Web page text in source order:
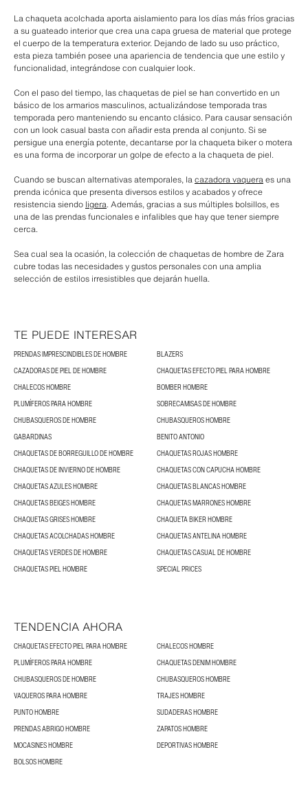
La chaqueta acolchada aporta aislamiento para los días más fríos gracias
a su guateado interior que crea una capa gruesa de material que protege
el cuerpo de la temperatura exterior. Dejando de lado su uso práctico,
esta pieza también posee una apariencia de tendencia que une estilo y
funcionalidad, integrándose con cualquier look.
Con el paso del tiempo, las chaquetas de piel se han convertido en un
básico de los armarios masculinos, actualizándose temporada tras
temporada pero manteniendo su encanto clásico. Para causar sensación
con un look casual basta con añadir esta prenda al conjunto. Si se
persigue una energía potente, decantarse por la chaqueta biker o motera
es una forma de incorporar un golpe de efecto a la chaqueta de piel.
Cuando se buscan alternativas atemporales, lacazadora vaqueraes una
prenda icónica que presenta diversos estilos y acabados y ofrece
resistencia siendo ligera. Además, gracias a sus múltiples bolsillos, es
una de las prendas funcionales e infalibles que hay que tener siempre
cerca.
Sea cual sea la ocasión, la colección de chaquetas de hombre de Zara
cubre todas las necesidades y gustos personales con una amplia
selección de estilos irresistibles que dejarán huella.
TE PUEDE INTERESAR
PRENDAS IMPRESCINDIBLES DE HOMBRE
BLAZERS
CAZADORAS DE PIEL DE HOMBRE
CHAQUETAS EFECTO PIEL PARA HOMBRE
CHALECOS HOMBRE
BOMBER HOMBRE
PLUMÍFEROS PARA HOMBRE
SOBRECAMISAS DE HOMBRE
CHUBASQUEROS DE HOMBRE
CHUBASQUEROS HOMBRE
GABARDINAS
BENITO ANTONIO
CHAQUETAS DE BORREGUILLO DE HOMBRE
CHAQUETAS ROJAS HOMBRE
CHAQUETAS DE INVIERNO DE HOMBRE
CHAQUETAS CON CAPUCHA HOMBRE
CHAQUETAS AZULES HOMBRE
CHAQUETAS BLANCAS HOMBRE
CHAQUETAS BEIGES HOMBRE
CHAQUETAS MARRONES HOMBRE
CHAQUETAS GRISES HOMBRE
CHAQUETA BIKER HOMBRE
CHAQUETAS ACOLCHADAS HOMBRE
CHAQUETAS ANTELINA HOMBRE
CHAQUETAS VERDES DE HOMBRE
CHAQUETAS CASUAL DE HOMBRE
CHAQUETAS PIEL HOMBRE
SPECIAL PRICES
TENDENCIA AHORA
CHAQUETAS EFECTO PIEL PARA HOMBRE
CHALECOS HOMBRE
PLUMÍFEROS PARA HOMBRE
CHAQUETAS DENIM HOMBRE
CHUBASQUEROS DE HOMBRE
CHUBASQUEROS HOMBRE
VAQUEROS PARA HOMBRE
TRAJES HOMBRE
PUNTO HOMBRE
SUDADERAS HOMBRE
PRENDAS ABRIGO HOMBRE
ZAPATOS HOMBRE
MOCASINES HOMBRE
DEPORTIVAS HOMBRE
BOLSOS HOMBRE